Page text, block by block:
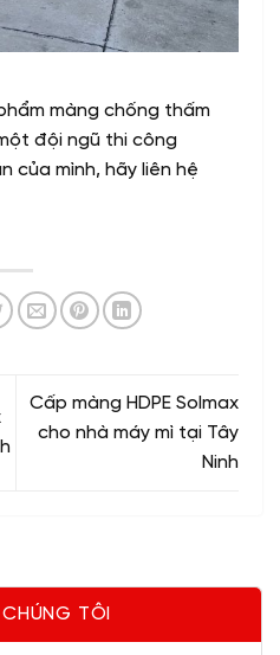
TÔI
màng chống thấm
đội ngũ thi công
của mình, hãy liên hệ
Cấp màng HDPE Solmax
cho nhà máy mì tại Tây
Ninh